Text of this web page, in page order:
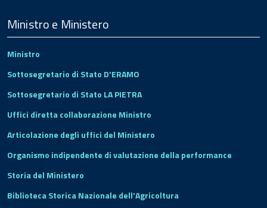
Footer
Ministro e Ministero
Ministro
Sottosegretario di Stato D'ERAMO
Sottosegretario di Stato LA PIETRA
Uffici diretta collaborazione Ministro
Articolazione degli uffici del Ministero
Organismo indipendente di valutazione della performance
Storia del Ministero
Biblioteca Storica Nazionale dell'Agricoltura